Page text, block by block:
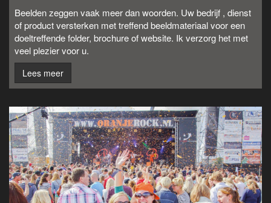
Beelden zeggen vaak meer dan woorden. Uw bedrijf , dienst
of product versterken met treffend beeldmateriaal voor een
doeltreffende folder, brochure of website. Ik verzorg het met
veel plezier voor u.
Lees meer